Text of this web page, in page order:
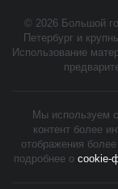
© 2026 Большой
Петербург и
Использование
Мы используем
контент более
отображения
подробнее о cookie-